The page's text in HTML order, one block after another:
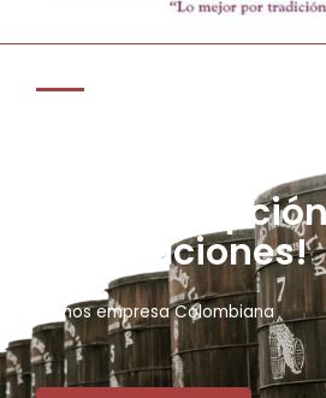
La mejor
celebraciones!
Somos empresa Colombiana